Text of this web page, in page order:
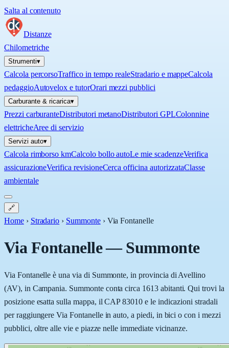
Salta al contenuto
Distanze
Chilometriche
Strumenti▾
Calcola percorsoTraffico in tempo realeStradario e mappeCalcola
pedaggioAutovelox e tutorOrari mezzi pubblici
Carburante & ricarica▾
Prezzi carburanteDistributori metanoDistributori GPLColonnine
elettricheAree di servizio
Servizi auto▾
Calcola rimborso kmCalcolo bollo autoLe mie scadenzeVerifica
assicurazioneVerifica revisioneCerca officina autorizzataClasse
ambientale
🔗
Home › Stradario › Summonte › Via Fontanelle
Via Fontanelle—Summonte
Via Fontanelle è una via di Summonte, in provincia di Avellino
(AV), in Campania. Summonte conta circa 1613 abitanti. Qui trovi la
posizione esatta sulla mappa, il CAP 83010 e le indicazioni stradali
per raggiungere Via Fontanelle in auto, a piedi, in bici o con i mezzi
pubblici, oltre alle vie e piazze nelle immediate vicinanze.